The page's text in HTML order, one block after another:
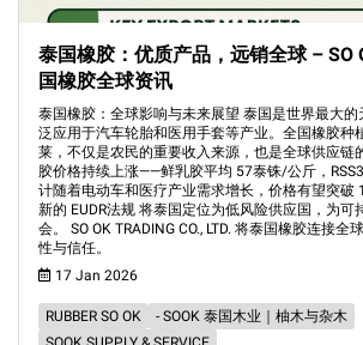
泰国橡胶：优质产品，远销全球 – SO
国橡胶全球资讯
泰国橡胶：全球影响与未来展望 泰国是世界最大
泛应用于汽车轮胎和医用手套等产业。全国橡胶种
莱，不仅是农民的重要收入来源，也是全球供应链
胶价格持续上涨——鲜乳胶平均 57泰铢/公斤，
计随着电动车和医疗产业需求增长，价格有望突破
新的 EUDR法规 将泰国定位为低风险供应国，为可
会。 SO OK TRADING CO., LTD. 将泰国橡胶连接全
性与信任。
17 Jan 2026
RUBBER SO OK
- SOOK 泰国木业｜柚木与杂木